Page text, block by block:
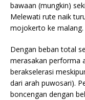
bawaan (mungkin)
Melewati rute naik
mojokerto ke malang.
Dengan beban total
merasakan performa
berakselerasi
dari arah puwosari).
boncengan dengan